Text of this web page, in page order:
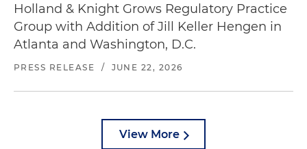
Holland & Knight Grows Regulatory Practice
Group with Addition of Jill Keller Hengen in
Atlanta and Washington, D.C.
PRESS RELEASE / JUNE 22, 2026
View More